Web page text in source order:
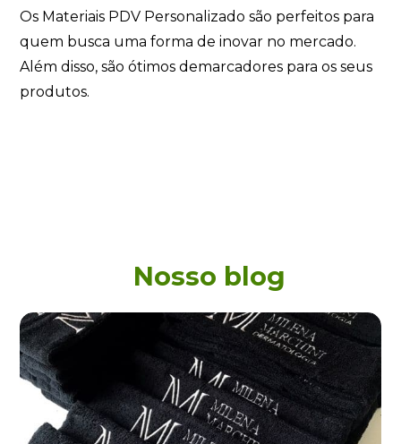
Os Materiais PDV Personalizado são perfeitos para
quem busca uma forma de inovar no mercado.
Além disso, são ótimos demarcadores para os seus
produtos.
Nosso blog
Iniciar conversa